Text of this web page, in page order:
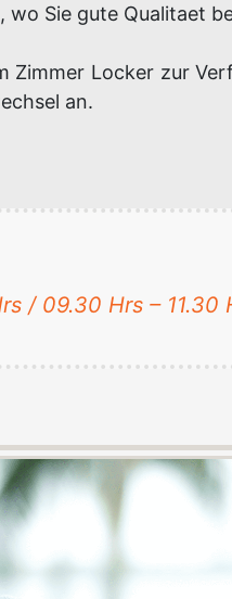
wo Sie gute Qualitaet
Zimmer Locker zur
an.
/ 09.30 Hrs – 11.30